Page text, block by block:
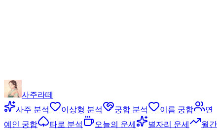
사주라떼
사주 분석
이상형 분석 궁합 분석 이름 궁합
연
예인 궁합
타로 분석 오늘의 운세 별자리 운세
월간